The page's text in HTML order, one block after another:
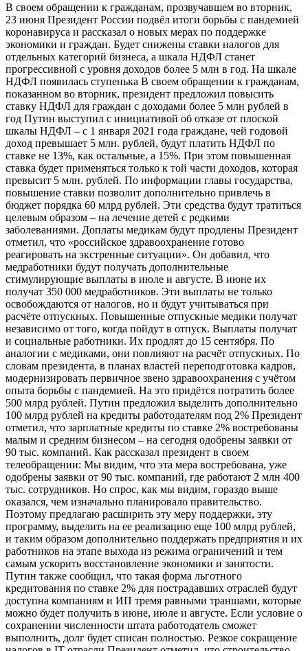
В своем обращении к гражданам, прозвучавшем во вторник,
23 июня Президент России подвёл итоги борьбы с пандемией
коронавируса и рассказал о новых мерах по поддержке
экономики и граждан. Будет снижены ставки налогов для
отдельных категорий бизнеса, а шкала НДФЛ станет
прогрессивной с уровня доходов более 5 млн в год. На шкале
НДФЛ появилась ступенька В своем обращении к гражданам,
показанном во вторник, президент предложил повысить
ставку НДФЛ для граждан с доходами более 5 млн рублей в
год Путин выступил с инициативой об отказе от плоской
шкалы НДФЛ – с 1 января 2021 года граждане, чей годовой
доход превышает 5 млн. рублей, будут платить НДФЛ по
ставке не 13%, как остальные, а 15%. При этом повышенная
ставка будет применяться только к той части доходов, которая
превысит 5 млн. рублей. По информации главы государства,
повышение ставки позволит дополнительно привлечь в
бюджет порядка 60 млрд рублей. Эти средства будут тратиться
целевым образом – на лечение детей с редкими
заболеваниями. Доплаты медикам будут продлены Президент
отметил, что «российское здравоохранение готово
реагировать на экстренные ситуации». Он добавил, что
медработники будут получать дополнительные
стимулирующие выплаты в июле и августе. В июне их
получат 350 000 медработников. Эти выплаты не только
освобождаются от налогов, но и будут учитываться при
расчёте отпускных. Повышенные отпускные медики получат
независимо от того, когда пойдут в отпуск. Выплаты получат
и социальные работники. Их продлят до 15 сентября. По
аналогии с медиками, они повлияют на расчёт отпускных. По
словам президента, в планах властей переподготовка кадров,
модернизировать первичное звено здравоохранения с учётом
опыта борьбы с пандемией. На это придётся потратить более
500 млрд рублей. Путин предложил выделить дополнительно
100 млрд рублей на кредиты работодателям под 2% Президент
отметил, что зарплатные кредиты по ставке 2% востребованы
малым и средним бизнесом – на сегодня одобрены заявки от
90 тыс. компаний. Как рассказал президент в своем
телеобращении: Мы видим, что эта мера востребована, уже
одобрены заявки от 90 тыс. компаний, где работают 2 млн 400
тыс. сотрудников. Но спрос, как мы видим, гораздо выше
оказался, чем изначально планировало правительство.
Поэтому предлагаю расширить эту меру поддержки, эту
программу, выделить на ее реализацию еще 100 млрд рублей,
и таким образом дополнительно поддержать предприятия и их
работников на этапе выхода из режима ограничений и тем
самым ускорить восстановление экономики и занятости.
Путин также сообщил, что такая форма льготного
кредитования по ставке 2% для пострадавших отраслей будут
доступна компаниям и ИП тремя равными траншами, которые
можно будет получить в июне, июле и августе. Если условие о
сохранении численности штата работодатель сможет
выполнить, долг будет списан полностью. Резкое сокращение